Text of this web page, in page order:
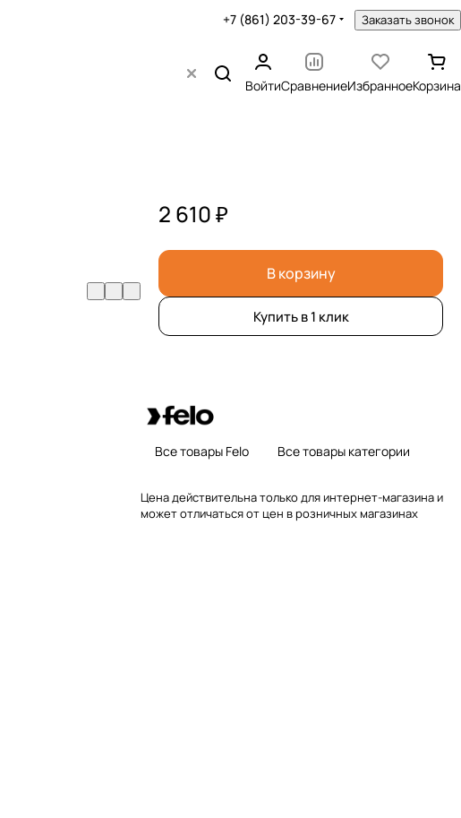
+7 (861) 203-39-67 Заказать звонок
ВойтиСравнениеИзбранноеКорзина
2 610 ₽
В корзину
Купить в 1 клик
Все товары Felo Все товары категории
Цена действительна только для интернет-магазина и
может отличаться от цен в розничных магазинах